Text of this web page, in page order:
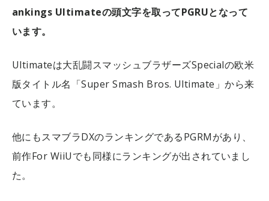
ankings Ultimateの頭文字を取ってPGRUとなって
います。
Ultimateは大乱闘スマッシュブラザーズSpecialの欧米
版タイトル名「Super Smash Bros. Ultimate」から来
ています。
他にもスマブラDXのランキングであるPGRMがあり、
前作For WiiUでも同様にランキングが出されていまし
た。